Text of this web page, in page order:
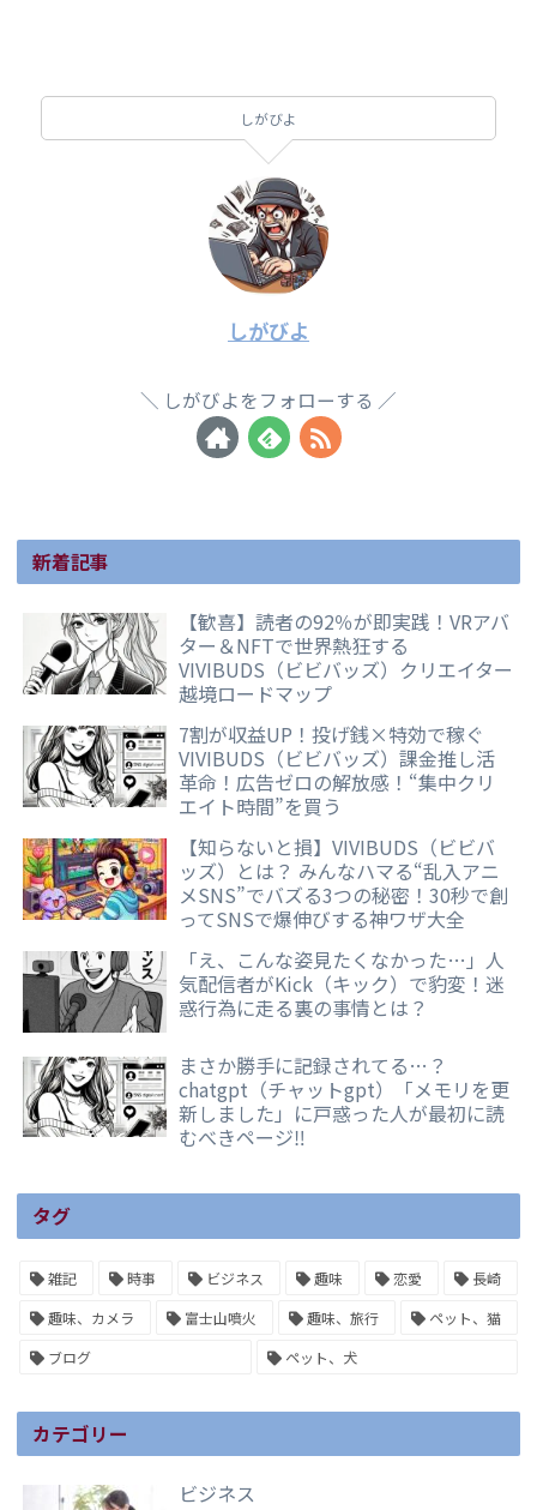
しがびよ
しがびよ
しがびよをフォローする
新着記事
【歓喜】読者の92％が即実践！VRアバ
ター＆NFTで世界熱狂する
VIVIBUDS（ビビバッズ）クリエイター
越境ロードマップ
7割が収益UP！投げ銭×特効で稼ぐ
VIVIBUDS（ビビバッズ）課金推し活
革命！広告ゼロの解放感！“集中クリ
エイト時間”を買う
【知らないと損】VIVIBUDS（ビビバ
ッズ）とは？ みんなハマる“乱入アニ
メSNS”でバズる3つの秘密！30秒で創
ってSNSで爆伸びする神ワザ大全
「え、こんな姿見たくなかった…」人
気配信者がKick（キック）で豹変！迷
惑行為に走る裏の事情とは？
まさか勝手に記録されてる…？
chatgpt（チャットgpt）「メモリを更
新しました」に戸惑った人が最初に読
むべきページ‼️
タグ
雑記 時事 ビジネス 趣味 恋愛
長崎
趣味、カメラ
富士山噴火 趣味、旅行
ペット、猫
ブログ
ペット、犬
カテゴリー
ビジネス